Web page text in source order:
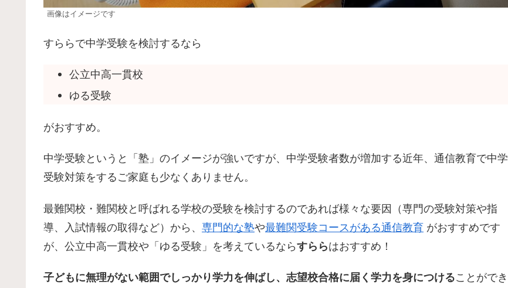
画像はイメージです
すららで中学受験を検討するなら
公立中高一貫校
ゆる受験
がおすすめ。
中学受験というと「塾」のイメージが強いですが、中学受験者数が増加する近年、通信教育で中学
受験対策をするご家庭も少なくありません。
最難関校・難関校と呼ばれる学校の受験を検討するのであれば様々な要因（専門の受験対策や指
導、入試情報の取得など）から、 専門的な塾や最難関受験コースがある通信教育 がおすすめです
が、公立中高一貫校や「ゆる受験」を考えているならすららはおすすめ！
子どもに無理がない範囲でしっかり学力を伸ばし、志望校合格に届く学力を身につけることができ